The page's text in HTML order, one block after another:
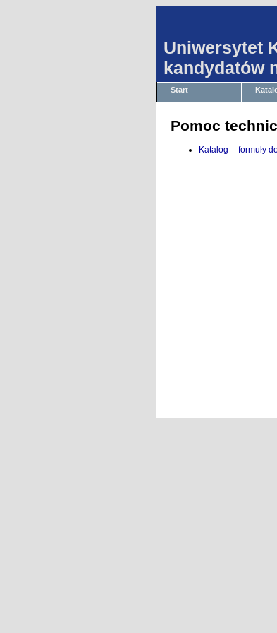
Uniwersytet
kandydatów
Start
Pomoc
Katalog -- formuły